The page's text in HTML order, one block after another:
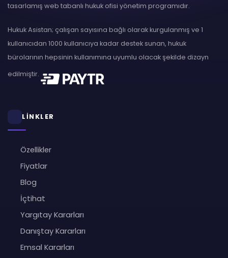
tasarlamış web tabanlı hukuk ofisi yönetim programıdır.
Hukuk Asistan; çalışan sayısına bağlı olarak kurgulanmış ve 1
kullanıcıdan 1000 kullanıcıya kadar destek sunan, hukuk
bürolarının hepsinin kullanımına uyumlu olacak şekilde dizayn
edilmiştir.
LİNKLER
Özellikler
Fiyatlar
Blog
İçtihat
Yargıtay Kararları
Danıştay Kararları
Emsal Kararları